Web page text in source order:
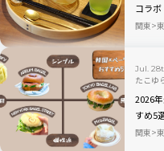
コラ
定の冷
関東
Jul.
たこゆ
2026
すめ5
ー
関東